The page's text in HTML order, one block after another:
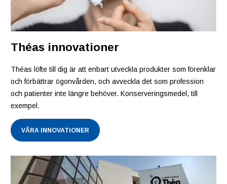
Théas innovationer
Théas löfte till dig är att enbart utveckla produkter som förenklar
och förbättrar ögonvården, och avveckla det som profession
och patienter inte längre behöver. Konserveringsmedel, till
exempel.
VÅRA INNOVATIONER